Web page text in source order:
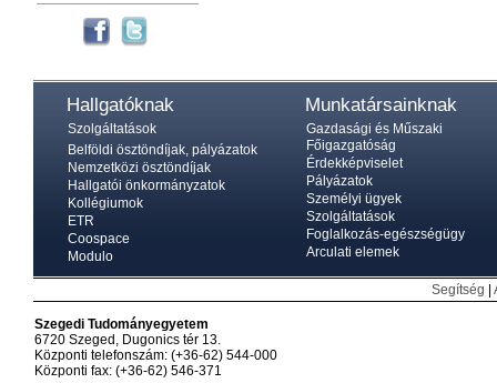
Hallgatóknak
Szolgáltatások
Belföldi ösztöndíjak, pályázatok
Nemzetközi ösztöndíjak
Hallgatói önkormányzatok
Kollégiumok
ETR
Coospace
Modulo
Munkatársainknak
Gazdasági és Műszaki
Főigazgatóság
Érdekképviselet
Pályázatok
Személyi ügyek
Szolgáltatások
Foglalkozás-egészségügy
Arculati elemek
Segítség
Szegedi Tudományegyetem
6720 Szeged, Dugonics tér 13.
Központi telefonszám: (+36-62) 544-000
Központi fax: (+36-62) 546-371